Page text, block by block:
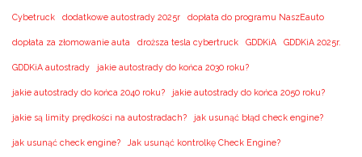
Cybetruck dodatkowe autostrady 2025r dopłata do programu NaszEauto
dopłata za złomowanie auta droższa tesla cybertruck GDDKiA GDDKiA 2025r.
GDDKiA autostrady jakie autostrady do końca 2030 roku?
jakie autostrady do końca 2040 roku? jakie autostrady do końca 2050 roku?
jakie są limity prędkości na autostradach? jak usunąć błąd check engine?
jak usunąć check engine? Jak usunąć kontrolkę Check Engine?